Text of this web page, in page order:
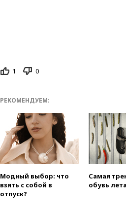
1 0
РЕКОМЕНДУЕМ:
Модный выбор: что
взять с собой в
отпуск?
Самая
обувь